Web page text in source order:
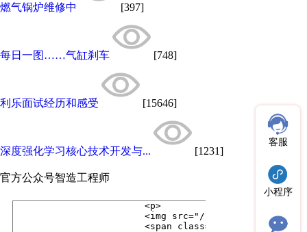
燃气锅炉维修中 [397]
每日一图……气缸刹车 [748]
利乐面试经历和感受 [15646]
深度强化学习核心技术开发与... [1231]
官方公众号智造工程师
客服
小程序